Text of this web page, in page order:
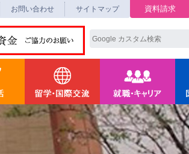
資料請求
お問い合わせ サイトマップ